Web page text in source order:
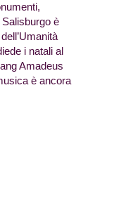
è
i natali al
Amadeus
è ancora